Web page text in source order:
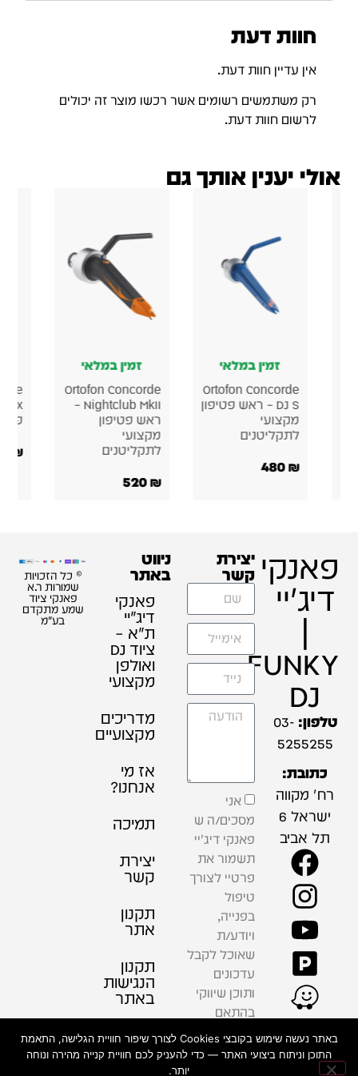
חוות דעת
אין עדיין חוות דעת.
רק משתמשים רשומים אשר רכשו מוצר זה יכולים
לרשום חוות דעת.
אולי יענין אותך גם
Ortofon
DJ S – ראש פטיפון
Ortofon Concorde
Nightclub MkII –
Concorde
MKII Mix – ראש
פטיפון מקצועי
פאנקי
דיג'יי
|
FUNKY
DJ
טלפון: 03-
5255255
כתובת:
רח' מקווה
ישראל 6
תל אביב
יצירת
קשר
אני
מסכים/ה ש
פאנקי דיג'יי
תשמור את
פרטיי לצורך
טיפול
בפנייה,
ויודע/ת
שאוכל לקבל
עדכונים
ותוכן שיווקי
בהתאם
למדיניות
הפרטיות .
ניווט
באתר
פאנקי
דיג׳יי
ת"א –
ציוד DJ
ואולפן
מקצועי
מדריכים
מקצועיים
אז מי
אנחנו?
תמיכה
יצירת
קשר
תקנון
אתר
תקנון
הנגישות
באתר
פרטיות
© כל הזכויות
שמורות ר.א
פאנקי ציוד
שמע מתקדם
בע"מ
באתר נעשה שימוש בקובצי Cookies לצורך שיפור חוויית הגלישה, התאמת
התוכן וניתוח ביצועי האתר — כדי להעניק לכם חוויית קנייה מהירה ונוחה
יותר.